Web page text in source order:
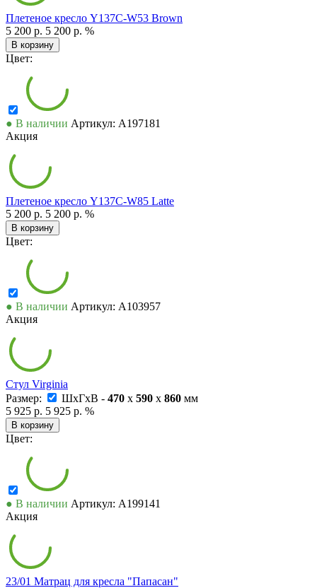
Плетеное кресло Y137C-W53 Brown
5 200 р. 5 200 р. %
В корзину
Цвет:
● В наличии Артикул: А197181
Акция
Плетеное кресло Y137C-W85 Latte
5 200 р. 5 200 р. %
В корзину
Цвет:
● В наличии Артикул: А103957
Акция
Стул Virginia
Размер:
ШxГxВ - 470 x 590 x 860 мм
5 925 р. 5 925 р. %
В корзину
Цвет:
● В наличии Артикул: А199141
Акция
23/01 Матрац для кресла "Папасан"